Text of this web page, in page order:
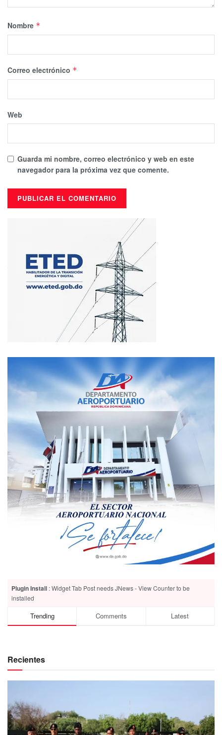
Nombre *
Correo electrónico *
Web
Guarda mi nombre, correo electrónico y web en este
navegador para la próxima vez que comente.
Plugin Install : Widget Tab Post needs JNews - View Counter to be
installed
Trending Comments Latest
Recientes